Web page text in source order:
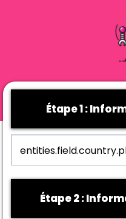
Étape 1 :
Étape 2 :